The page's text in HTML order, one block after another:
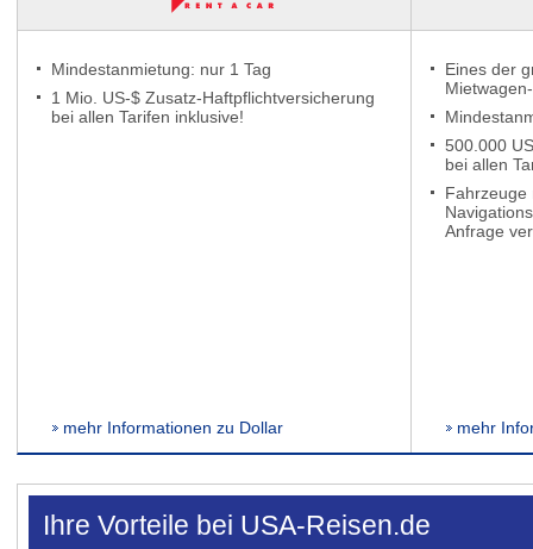
Mindestanmietung: nur 1 Tag
1 Mio. US-$ Zusatz-Haftpflichtversicherung
bei allen Tarifen inklusive!
mehr Informationen zu Dollar
Eines der
500.000
bei allen
Fahrzeuge
Anfrage
mehr
Ihre Vorteile bei USA-Reisen.de